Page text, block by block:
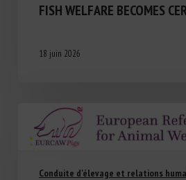
FISH WELFARE BECOMES
18 juin 2026
Conduite d'élevage et relations